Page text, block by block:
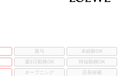
賞与
未経験OK
週3日勤務OK
時短勤務OK
オープニング
店長候補